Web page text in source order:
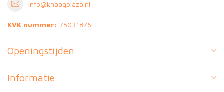
info@knaagplaza.nl
KVK nummer: 75031876
Openingstijden
Informatie